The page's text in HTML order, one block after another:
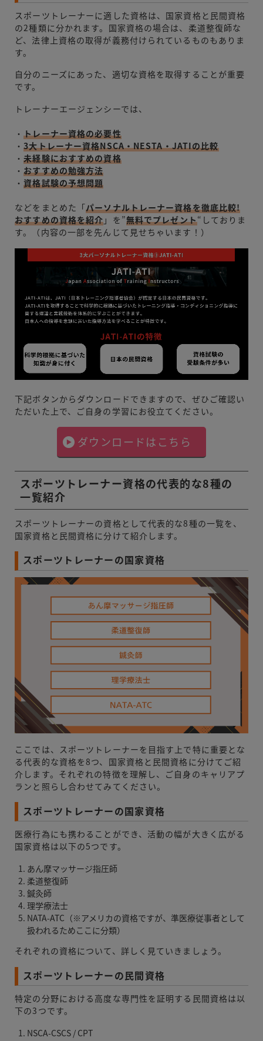
スポーツトレーナーに適した資格は、国家資格と民間資格
の2種類に分かれます。国家資格の場合は、柔道整復師な
ど、法律上資格の取得が義務付けられているものもありま
す。
自分のニーズにあった、適切な資格を取得することが重要
です。
トレーナーエージェンシーでは、
・トレーナー資格の必要性
・3大トレーナー資格NSCA・NESTA・JATIの比較
・未経験におすすめの資格
・おすすめの勉強方法
・資格試験の予想問題
などをまとめた「パーソナルトレーナー資格を徹底比較!
おすすめの資格を紹介 」を”無料でプレゼント“しておりま
す。（内容の一部を先んじて見せちゃいます！）
下記ボタンからダウンロードできますので、ぜひご確認い
ただいた上で、ご自身の学習にお役立てください。
ダウンロードはこちら
スポーツトレーナー資格の代表的な8種の
一覧紹介
スポーツトレーナーの資格として代表的な8種の一覧を、
国家資格と民間資格に分けて紹介します。
スポーツトレーナーの国家資格
ここでは、スポーツトレーナーを目指す上で特に重要とな
る代表的な資格を8つ、国家資格と民間資格に分けてご紹
介します。それぞれの特徴を理解し、ご自身のキャリアプ
ランと照らし合わせてみてください。
スポーツトレーナーの国家資格
医療行為にも携わることができ、活動の幅が大きく広がる
国家資格は以下の5つです。
あん摩マッサージ指圧師
柔道整復師
鍼灸師
理学療法士
NATA-ATC（※アメリカの資格ですが、準医療従事者として
扱われるためここに分類）
それぞれの資格について、詳しく見ていきましょう。
スポーツトレーナーの民間資格
特定の分野における高度な専門性を証明する民間資格は以
下の3つです。
NSCA-CSCS / CPT